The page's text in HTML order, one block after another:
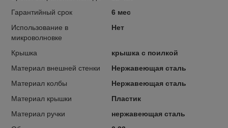
Гарантийный срок
6 мес
Использование в
микроволновке
Нет
Крышка
крышка с поилкой
Материал внешней стенки
Нержавеющая сталь
Материал колбы
Нержавеющая сталь
Материал крышки
Пластик
Материал ручки
нержавеющая сталь